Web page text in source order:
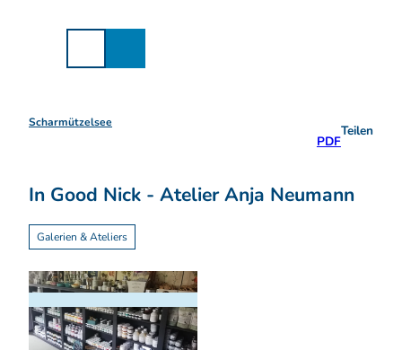
Scharmützelsee
PDF
Teilen
In Good Nick - Atelier Anja Neumann
Galerien & Ateliers